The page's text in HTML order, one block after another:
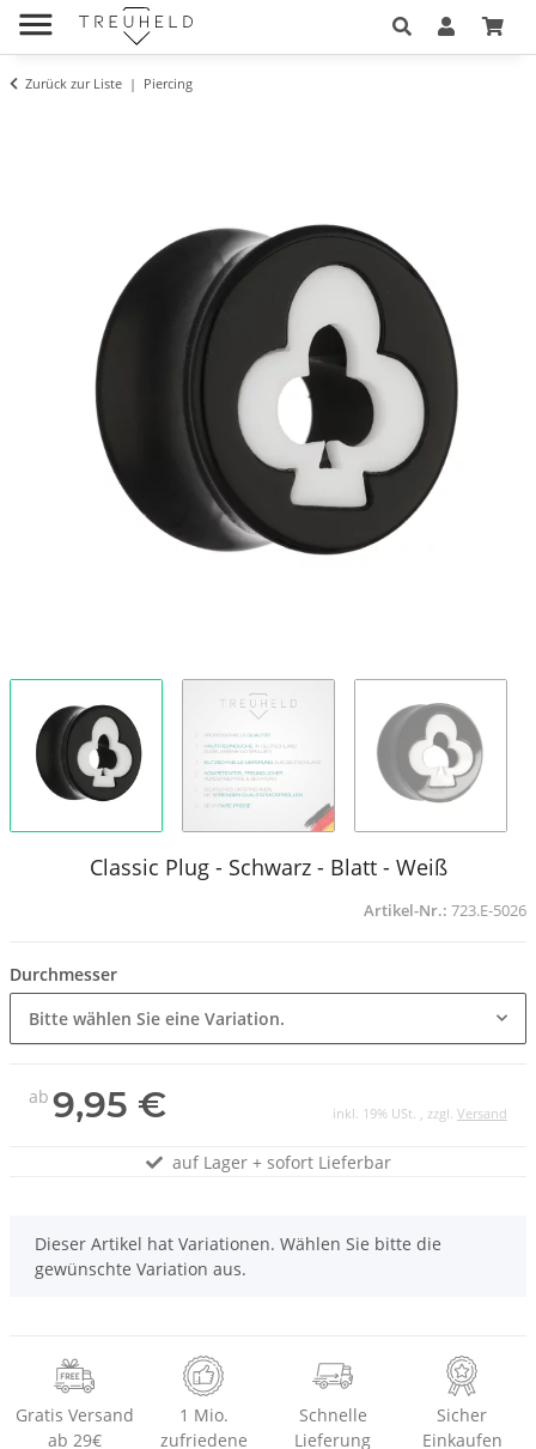
Zurück zur Liste Piercing
Classic Plug - Schwarz - Blatt - Weiß
Artikel-Nr.: 723.E-5026
Durchmesser
Bitte wählen Sie eine Variation.
ab 9,95 € inkl. 19% USt. , zzgl. Versand
auf Lager + sofort Lieferbar
x
Dieser Artikel hat Variationen. Wählen Sie bitte die
gewünschte Variation aus.
Gratis Versand
ab 29€
1 Mio.
zufriedene
Schnelle
Lieferung
Sicher
Einkaufen